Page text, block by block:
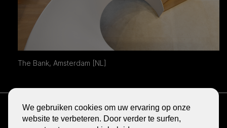
The Bank, Amsterdam [NL]
BLOG ONTVANG DE NIEUWSBRIEF
We gebruiken cookies om uw ervaring op onze
website te verbeteren. Door verder te surfen,